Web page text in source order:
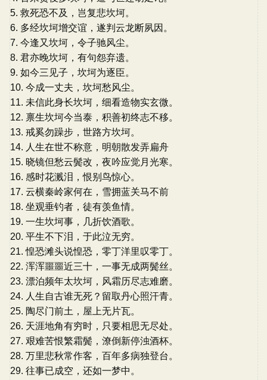
5. 救死恐不及，岂复悲坎坷。
6. 多经坎坷增交谊，遂判云龙断夙因。
7. 今逢又坎坷，令子驰风尘。
8. 君亦晚坎坷，有句怨弃遗。
9. 如今三见子，坎坷为逐臣。
10. 今成一丈夫，坎坷愁风尘。
11. 未信此身长坎坷，细看造物实玄微。
12. 禀生坎坷今当泰，积善初终志不移。
13. 戒奚勿躁步，世路方坎坷。
14. 人生在世不称意，明朝散发弄扁舟
15. 晓镜但愁云鬓改，夜吟应觉月光寒。
16. 感时花溅泪，恨别鸟惊心。
17. 云横秦岭家何在，雪拥蓝关马不前
18. 坐观垂钓者，徒有羡鱼情。
19. 一生坎坷事，几折饮酒歌。
20. 平生不下泪，于此泣无穷。
21. 惶恐滩头说惶恐，零丁洋里叹零丁。
22. 浑浑噩噩近三十，一事无成两鬓丝。
23. 漂泊频年太坎坷，风霜历尽志难磨。
24. 人生自古谁无死？留取丹心照汗青。
25. 陶尽门前土，屋上无片瓦。
26. 天涯地角有穷时，只要相思无尽处。
27. 艰难苦恨繁霜鬓，潦倒新停浊酒杯。
28. 万里悲秋常作客，百年多病独登台。
29. 往事已成空，还如一梦中。